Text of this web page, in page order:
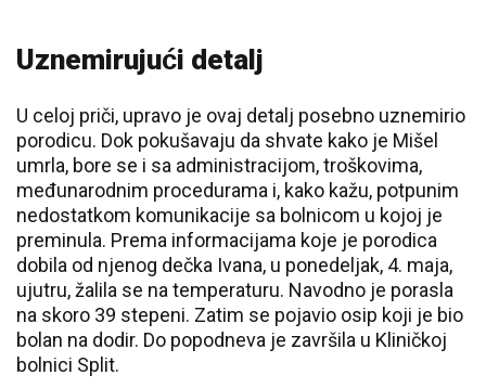
Uznemirujući detalj
U celoj priči, upravo je ovaj detalj posebno uznemirio
porodicu. Dok pokušavaju da shvate kako je Mišel
umrla, bore se i sa administracijom, troškovima,
međunarodnim procedurama i, kako kažu, potpunim
nedostatkom komunikacije sa bolnicom u kojoj je
preminula. Prema informacijama koje je porodica
dobila od njenog dečka Ivana, u ponedeljak, 4. maja,
ujutru, žalila se na temperaturu. Navodno je porasla
na skoro 39 stepeni. Zatim se pojavio osip koji je bio
bolan na dodir. Do popodneva je završila u Kliničkoj
bolnici Split.